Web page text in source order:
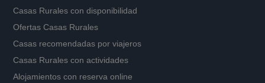
Casas Rurales con disponibilidad
Ofertas Casas Rurales
Casas recomendadas por viajeros
Casas Rurales con actividades
Alojamientos con reserva online